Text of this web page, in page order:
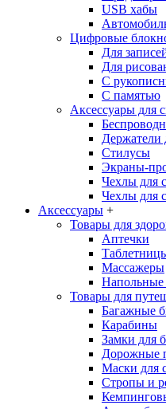
USB хабы
Цифровые
Для
Для
С
С памятью
Аксессуары для
Держатели
Стилусы
Экраны-
Чехлы для
Чехлы для
Аксессуары +
Товары для
Аптечки
Массажеры
Напольные
Товары для
Багажные
Карабины
Замки для
Дорожные
Маски для
Стропы и